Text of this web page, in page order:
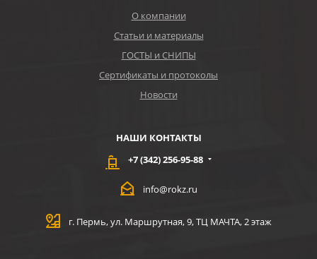
О компании
Статьи и материалы
ГОСТЫ и СНИПЫ
Сертификаты и протоколы
Новости
НАШИ КОНТАКТЫ
+7 (342) 256-95-88
info@rokz.ru
г. Пермь, ул. Маршрутная, 9, ТЦ МАЧТА, 2 этаж